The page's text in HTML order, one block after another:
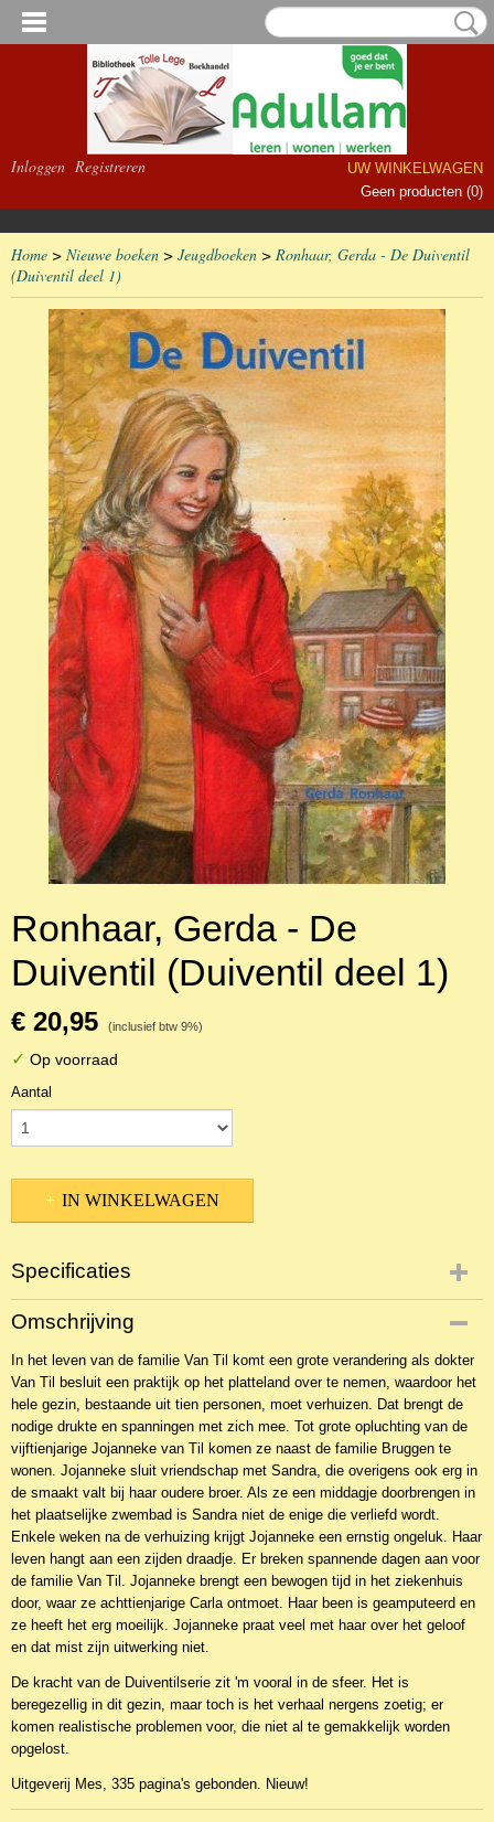
Inloggen Registreren
UW WINKELWAGEN
Geen producten (0)
Home > Nieuwe boeken > Jeugdboeken > Ronhaar, Gerda - De Duiventil
(Duiventil deel 1)
Ronhaar, Gerda - De
Duiventil (Duiventil deel 1)
€ 20,95 (inclusief btw 9%)
✓ Op voorraad
Aantal
IN WINKELWAGEN
Specificaties
Productcode
NBKJ-1657
EAN code
9789059520301
Omschrijving
In het leven van de familie Van Til komt een grote verandering als dokter
Van Til besluit een praktijk op het platteland over te nemen, waardoor het
hele gezin, bestaande uit tien personen, moet verhuizen. Dat brengt de
nodige drukte en spanningen met zich mee. Tot grote opluchting van de
vijftienjarige Jojanneke van Til komen ze naast de familie Bruggen te
wonen. Jojanneke sluit vriendschap met Sandra, die overigens ook erg in
de smaakt valt bij haar oudere broer. Als ze een middagje doorbrengen in
het plaatselijke zwembad is Sandra niet de enige die verliefd wordt.
Enkele weken na de verhuizing krijgt Jojanneke een ernstig ongeluk. Haar
leven hangt aan een zijden draadje. Er breken spannende dagen aan voor
de familie Van Til. Jojanneke brengt een bewogen tijd in het ziekenhuis
door, waar ze achttienjarige Carla ontmoet. Haar been is geamputeerd en
ze heeft het erg moeilijk. Jojanneke praat veel met haar over het geloof
en dat mist zijn uitwerking niet.
De kracht van de Duiventilserie zit 'm vooral in de sfeer. Het is
beregezellig in dit gezin, maar toch is het verhaal nergens zoetig; er
komen realistische problemen voor, die niet al te gemakkelijk worden
opgelost.
Uitgeverij Mes, 335 pagina's gebonden. Nieuw!